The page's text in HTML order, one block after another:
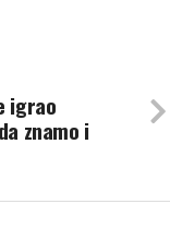
igrao
znamo i